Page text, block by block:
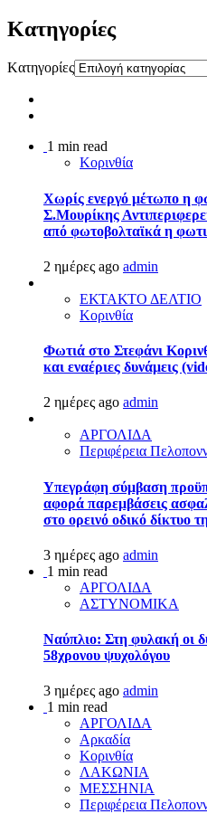
Kατηγορίες
Kατηγορίες
1 min read
Κορινθία
Χωρίς ενεργό μέτωπο η
Σ.Μουρίκης
από φωτοβολταϊκά η
2 ημέρες ago admin
ΕΚΤΑΚΤΟ ΔΕΛΤΙΟ
Κορινθία
Φωτιά στο Στεφάνι
και εναέριες δυνάμεις
2 ημέρες ago admin
ΑΡΓΟΛΙΔΑ
Περιφέρεια
Υπεγράφη σύμβαση
αφορά παρεμβάσεις
στο ορεινό οδικό δίκτυο
3 ημέρες ago admin
1 min read
ΑΡΓΟΛΙΔΑ
ΑΣΤΥΝΟΜΙΚΑ
Ναύπλιο: Στη φυλακή οι
58χρονου ψυχολόγου
3 ημέρες ago admin
1 min read
ΑΡΓΟΛΙΔΑ
Αρκαδία
Κορινθία
ΛΑΚΩΝΙΑ
ΜΕΣΣΗΝΙΑ
Περιφέρεια